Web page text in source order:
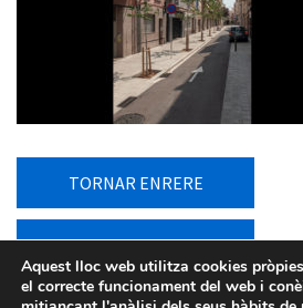
TORNAR ENRERE
TORNAR AL LLISTAT
Aquest lloc web utilitza cookies
el correcte funcionament del web i